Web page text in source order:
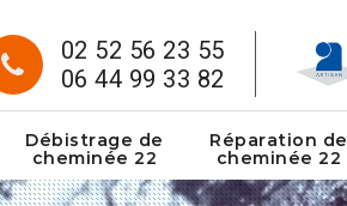
02 52 56 23 55
06 44 99 33 82
Débistrage de
cheminée 22
Réparation de
cheminée 22